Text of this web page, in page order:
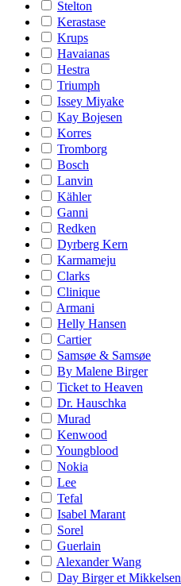
Stelton
Kerastase
Krups
Havaianas
Hestra
Triumph
Issey Miyake
Kay Bojesen
Korres
Tromborg
Bosch
Lanvin
Kähler
Ganni
Redken
Dyrberg Kern
Karmameju
Clarks
Clinique
Armani
Helly Hansen
Cartier
Samsøe & Samsøe
By Malene Birger
Ticket to Heaven
Dr. Hauschka
Murad
Kenwood
Youngblood
Nokia
Lee
Tefal
Isabel Marant
Sorel
Guerlain
Alexander Wang
Day Birger et Mikkelsen